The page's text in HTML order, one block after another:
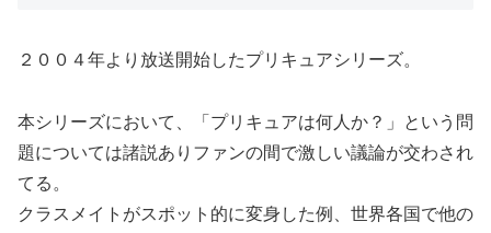
２００４年より放送開始したプリキュアシリーズ。
本シリーズにおいて、「プリキュアは何人か？」という問
題については諸説ありファンの間で激しい議論が交わされ
てる。
クラスメイトがスポット的に変身した例、世界各国で他の